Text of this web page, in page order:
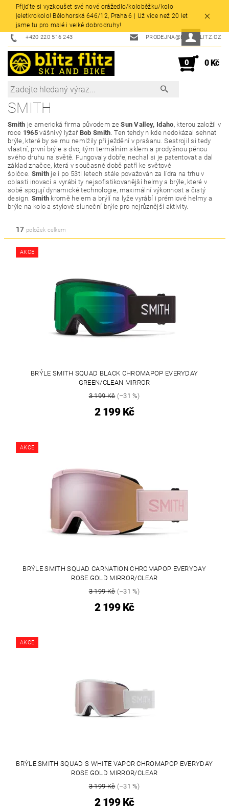
Přijďte si vyzkoušet své nové orážedlo/koloběžku/kolo
|eletkrokolo! Bělohorská 646/12, Praha 6 | Už více než 20 let
jsme tu pro malé i velké dobrodruhy!
+420 220 516 243 PRODEJNA@BLITZFLITZ.CZ
0 0 Kč
SMITH
Smith je americká firma původem zeSun Valley, Idaho, kterou založil v
roce 1965vášnivý lyžařBob Smith. Ten tehdy nikde nedokázal sehnat
brýle, které by se mu nemlžily při ježdění v prašanu. Sestrojil si tedy
vlastní, první brýle s dvojitým termálním sklem a prodyšnou pěnou
svého druhu na světě. Fungovaly dobře, nechal si je patentovat a dal
základ značce, která v současné době patří ke světové
špičce. Smith je i po 53ti letech stále považován za lídra na trhu v
oblasti inovací a vyrábí ty nejsofistikovanější helmy a brýle, které v
sobě spojují dynamické technologie, maximální výkonnost a čistý
design. Smith kromě helem a brýlí na lyže vyrábí i prémiové helmy a
brýle na kolo a stylové sluneční brýle pro nejrůznější aktivity.
17 položek celkem
AKCE
BRÝLE SMITH SQUAD BLACK CHROMAPOP EVERYDAY
GREEN/CLEAN MIRROR
3 199 Kč(–31 %)
2 199 Kč
AKCE
BRÝLE SMITH SQUAD CARNATION CHROMAPOP EVERYDAY
ROSE GOLD MIRROR/CLEAR
3 199 Kč(–31 %)
2 199 Kč
AKCE
BRÝLE SMITH SQUAD S WHITE VAPOR CHROMAPOP EVERYDAY
ROSE GOLD MIRROR/CLEAR
3 199 Kč(–31 %)
2 199 Kč